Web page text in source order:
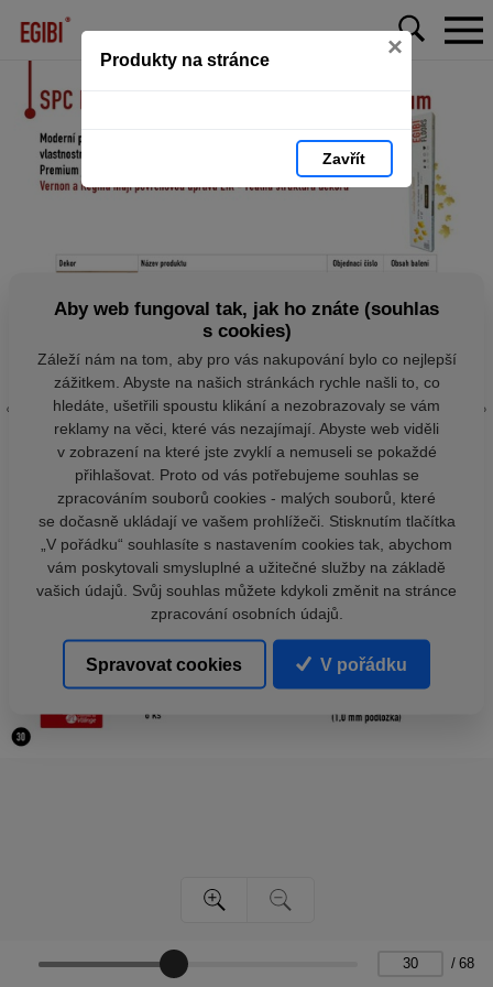
Produkty na stránce ×
Zavřít
/ 68
Aby web fungoval tak, jak ho znáte (souhlas
s cookies)
Záleží nám na tom, aby pro vás nakupování bylo co nejlepší
zážitkem. Abyste na našich stránkách rychle našli to, co
hledáte, ušetřili spoustu klikání a nezobrazovaly se vám
reklamy na věci, které vás nezajímají. Abyste web viděli
v zobrazení na které jste zvyklí a nemuseli se pokaždé
přihlašovat. Proto od vás potřebujeme souhlas se
zpracováním souborů cookies - malých souborů, které
se dočasně ukládají ve vašem prohlížeči. Stisknutím tlačítka
„V pořádku“ souhlasíte s nastavením cookies tak, abychom
vám poskytovali smysluplné a užitečné služby na základě
vašich údajů. Svůj souhlas můžete kdykoli změnit na stránce
zpracování osobních údajů.
Spravovat cookies V pořádku